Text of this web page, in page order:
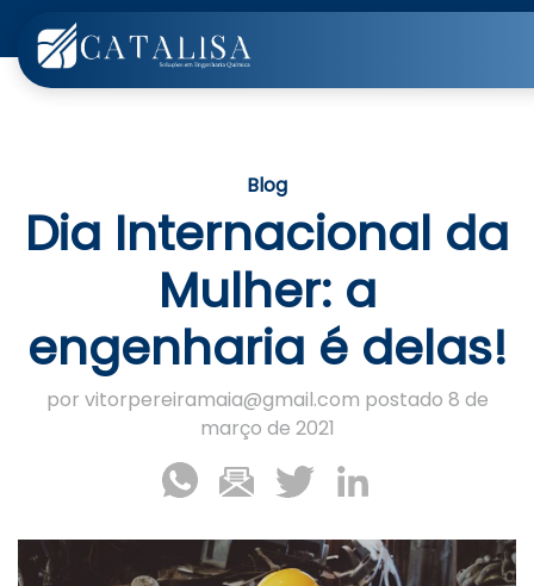
Blog
Dia Internacional da
Mulher: a
engenharia é delas!
por vitorpereiramaia@gmail.com postado 8 de
março de 2021